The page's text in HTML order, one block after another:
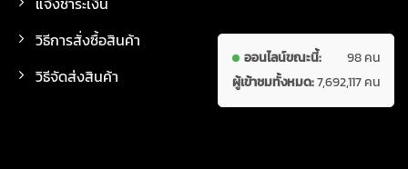
วิธีการสั่งซื้อสินค้า
วิธีจัดส่งสินค้า
ออนไลน์ขณะนี้:
98 คน
ผู้เข้าชมทั้งหมด:7,692,117 คน